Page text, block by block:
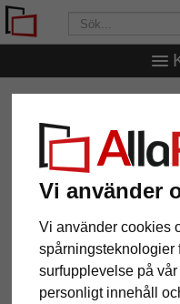
Vi använder
Vi använder cookies
spårningsteknologier
surfupplevelse på
personligt innehåll
Trikåram
passepartout